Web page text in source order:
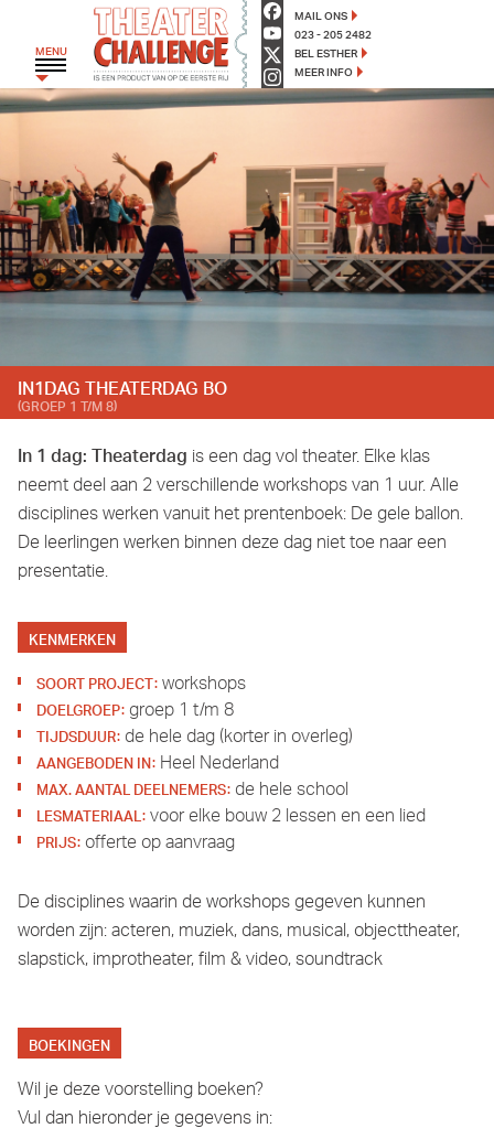
MENU
HOME
THEATERGROEP ZWERM
TRAJECT C
THEATERCHALLENGE
MONKEYSPOOM
PRIMAIR ONDERWIJS
AGENDA
BLOG
OVER ONS
MAIL ONS
023 - 205 2482
BEL ESTHER
MEER INFO
IN1DAG THEATERDAG BO
(GROEP 1 T/M 8)
In 1 dag: Theaterdagis een dag vol theater. Elke klas
neemt deel aan 2 verschillende workshops van 1 uur. Alle
disciplines werken vanuit het prentenboek: De gele ballon.
De leerlingen werken binnen deze dag niet toe naar een
presentatie.
KENMERKEN
SOORT PROJECT:workshops
DOELGROEP:groep 1 t/m 8
TIJDSDUUR:de hele dag (korter in overleg)
AANGEBODEN IN:Heel Nederland
MAX. AANTAL DEELNEMERS:de hele school
LESMATERIAAL:voor elke bouw 2 lessen en een lied
PRIJS:offerte op aanvraag
De disciplines waarin de workshops gegeven kunnen
worden zijn: acteren, muziek, dans, musical, objecttheater,
slapstick, improtheater, film & video, soundtrack
BOEKINGEN
Wil je deze voorstelling boeken?
Vul dan hieronder je gegevens in: